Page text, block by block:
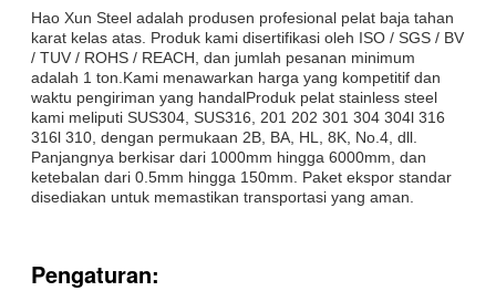
Hao Xun Steel adalah produsen profesional pelat baja tahan
karat kelas atas. Produk kami disertifikasi oleh ISO / SGS / BV
/ TUV / ROHS / REACH, dan jumlah pesanan minimum
adalah 1 ton.Kami menawarkan harga yang kompetitif dan
waktu pengiriman yang handalProduk pelat stainless steel
kami meliputi SUS304, SUS316, 201 202 301 304 304l 316
316l 310, dengan permukaan 2B, BA, HL, 8K, No.4, dll.
Panjangnya berkisar dari 1000mm hingga 6000mm, dan
ketebalan dari 0.5mm hingga 150mm. Paket ekspor standar
disediakan untuk memastikan transportasi yang aman.
Pengaturan: